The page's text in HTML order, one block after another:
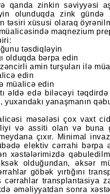
qanda zinkin səviyyəsi
olunduqda zink
təsiri xüsusi olaraq
maqnezium
təsdiqləyin
olduqda bərpa edin
amin turşuları ilə
edin
müalicə edin
əldə edə biləcəyi
yanaşmanın
məsələsi çox vaxt
və assiti olan və buna
çıxır. Minimal
elektiv cərrahi bərpa
xəstələrimizdə
olduğundan, əksər
göbək yırtığını
transplantasiya
əməliyyatdan sonra